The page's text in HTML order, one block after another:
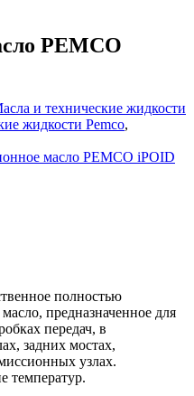
PEMCO
и технические жидкости
жидкости Pemco,
полностью
предназначенное для
передач, в
задних мостах,
узлах.
температур.